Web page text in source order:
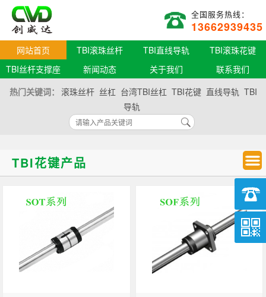
全国服务热线：
13662939435
网站首页 TBI滚珠丝杆 TBI直线导轨
TBI滚珠花键
TBI丝杆支撑座
新闻动态 关于我们
联系我们
热门关键词： 滚珠丝杆 丝杠 台湾TBI丝杠 TBI花键 直线导轨 TBI
导轨
TBI花键产品